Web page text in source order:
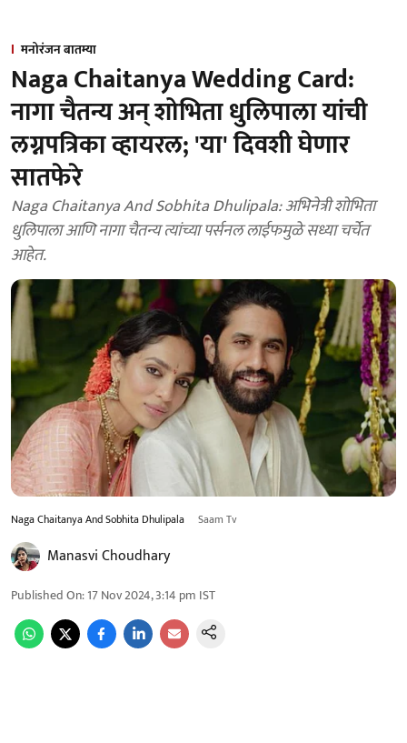
मनोरंजन बातम्या
Naga Chaitanya Wedding Card:
नागा चैतन्य अन् शोभिता धुलिपाला यांची
लग्नपत्रिका व्हायरल; 'या' दिवशी घेणार
सातफेरे
Naga Chaitanya And Sobhita Dhulipala: अभिनेत्री शोभिता
धुलिपाला आणि नागा चैतन्य त्यांच्या पर्सनल लाईफमुळे सध्या चर्चेत
आहेत.
Naga Chaitanya And Sobhita Dhulipala Saam Tv
Manasvi Choudhary
Published On:17 Nov 2024, 3:14 pm IST